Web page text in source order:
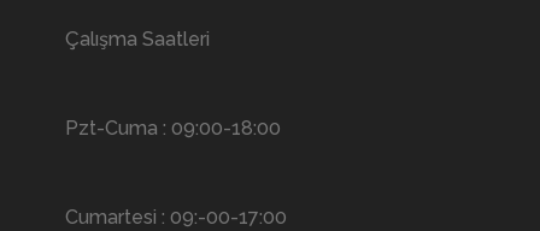
Çalışma Saatleri
Pzt-Cuma : 09:00-18:00
Cumartesi : 09:-00-17:00